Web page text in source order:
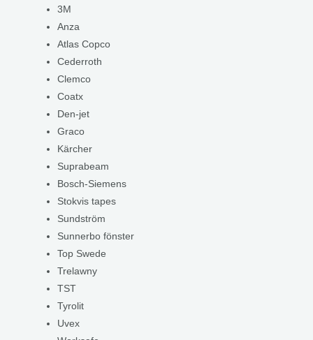
3M
Anza
Atlas Copco
Cederroth
Clemco
Coatx
Den-jet
Graco
Kärcher
Suprabeam
Bosch-Siemens
Stokvis tapes
Sundström
Sunnerbo fönster
Top Swede
Trelawny
TST
Tyrolit
Uvex